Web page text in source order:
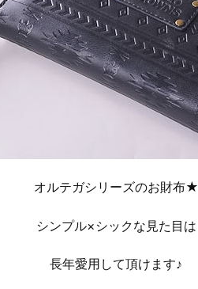
オルテガシリーズのお財布★
シンプル×シックな見た目は
長年愛用して頂けます♪